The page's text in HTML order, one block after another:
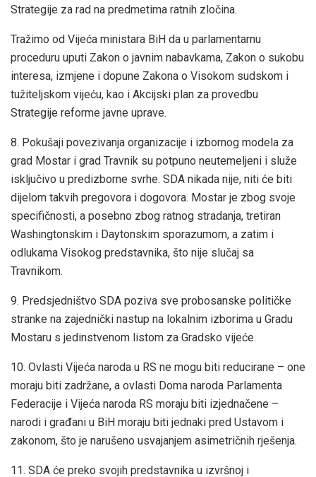
Strategije za rad na predmetima ratnih zločina.
Tražimo od Vijeća ministara BiH da u parlamentarnu
proceduru uputi Zakon o javnim nabavkama, Zakon o sukobu
interesa, izmjene i dopune Zakona o Visokom sudskom i
tužiteljskom vijeću, kao i Akcijski plan za provedbu
Strategije reforme javne uprave.
8. Pokušaji povezivanja organizacije i izbornog modela za
grad Mostar i grad Travnik su potpuno neutemeljeni i služe
isključivo u predizborne svrhe. SDA nikada nije, niti će biti
dijelom takvih pregovora i dogovora. Mostar je zbog svoje
specifičnosti, a posebno zbog ratnog stradanja, tretiran
Washingtonskim i Daytonskim sporazumom, a zatim i
odlukama Visokog predstavnika, što nije slučaj sa
Travnikom.
9. Predsjedništvo SDA poziva sve probosanske političke
stranke na zajednički nastup na lokalnim izborima u Gradu
Mostaru s jedinstvenom listom za Gradsko vijeće.
10. Ovlasti Vijeća naroda u RS ne mogu biti reducirane – one
moraju biti zadržane, a ovlasti Doma naroda Parlamenta
Federacije i Vijeća naroda RS moraju biti izjednačene –
narodi i građani u BiH moraju biti jednaki pred Ustavom i
zakonom, što je narušeno usvajanjem asimetričnih rješenja.
11. SDA će preko svojih predstavnika u izvršnoj i